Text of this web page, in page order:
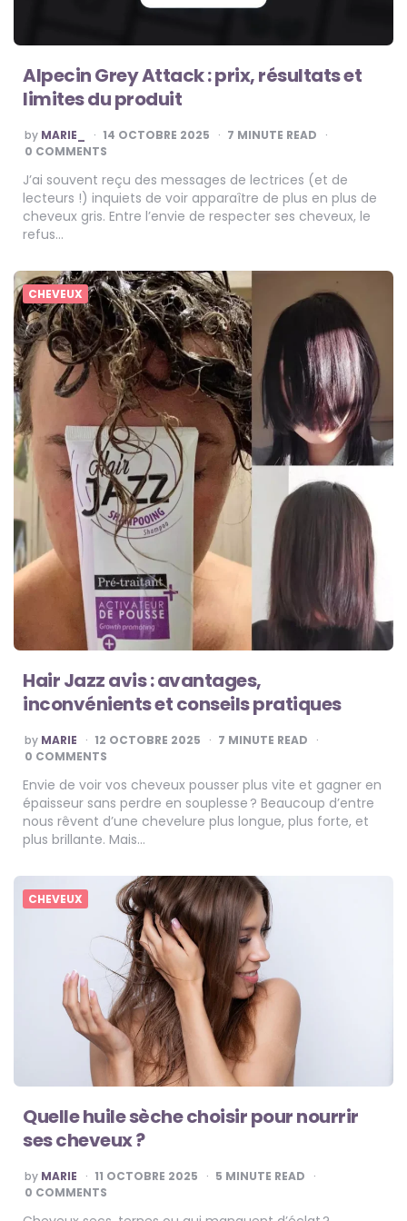
Alpecin Grey Attack : prix, résultats et
limites du produit
POSTED
BY
by MARIE_ 14 OCTOBRE 2025 7 MINUTE READ
0 COMMENTS
J’ai souvent reçu des messages de lectrices (et de
lecteurs !) inquiets de voir apparaître de plus en plus de
cheveux gris. Entre l’envie de respecter ses cheveux, le
refus…
CHEVEUX
Hair Jazz avis : avantages,
inconvénients et conseils pratiques
POSTED
BY
by MARIE 12 OCTOBRE 2025 7 MINUTE READ
0 COMMENTS
Envie de voir vos cheveux pousser plus vite et gagner en
épaisseur sans perdre en souplesse ? Beaucoup d’entre
nous rêvent d’une chevelure plus longue, plus forte, et
plus brillante. Mais…
CHEVEUX
Quelle huile sèche choisir pour nourrir
ses cheveux ?
POSTED
BY
by MARIE 11 OCTOBRE 2025 5 MINUTE READ
0 COMMENTS